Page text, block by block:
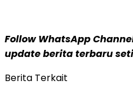
Follow WhatsApp
update berita terbaru
Berita Terkait